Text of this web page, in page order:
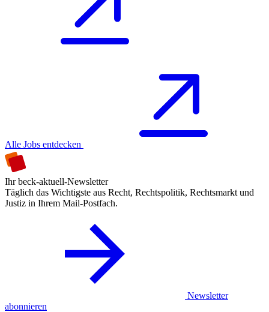
Alle Jobs entdecken
Ihr beck-aktuell-Newsletter
Täglich das Wichtigste aus Recht, Rechtspolitik, Rechtsmarkt und
Justiz in Ihrem Mail-Postfach.
Newsletter
abonnieren